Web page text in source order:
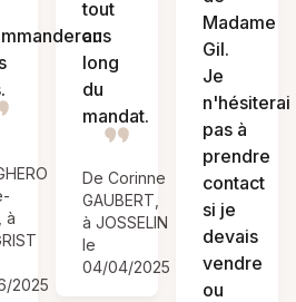
à
2025
tout
au
long
du
mandat.
De Corinne
GAUBERT,
à JOSSELIN
le
04/04/2025
Madame
Gil.
Je
n'hésiterai
pas à
prendre
contact
si je
devais
vendre
ou